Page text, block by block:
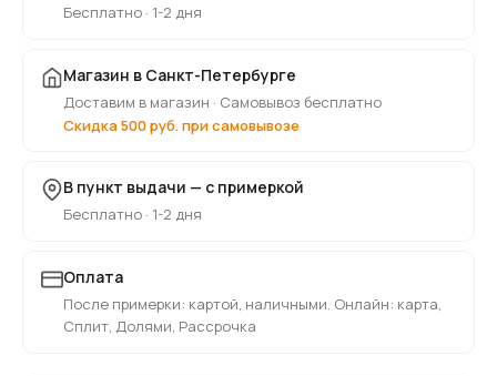
Бесплатно · 1-2 дня
Магазин в Санкт-Петербурге
Доставим в магазин · Самовывоз бесплатно
Скидка 500 руб. при самовывозе
В пункт выдачи — с примеркой
Бесплатно · 1-2 дня
Оплата
После примерки: картой, наличными. Онлайн: карта,
Сплит, Долями, Рассрочка